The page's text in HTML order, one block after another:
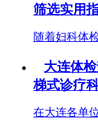
筛选实用
随着妇科体
大连体
梯式诊疗
在大连各单